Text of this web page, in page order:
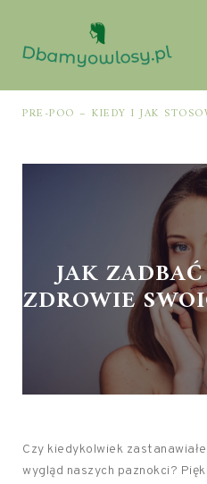
PRE-POO – KIEDY I JAK STOSOWAĆ TEN ZABIEG, BY CHRONIĆ I NAWILŻAĆ WŁOSY PRZED MYCIEM SZAMPONEM
JAK
ZDROWIE
Czy kiedykolwiek
wygląd naszych paznokci?